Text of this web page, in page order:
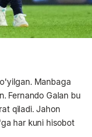
Manbaga
Fernando Galan bu
qiladi. Jahon
har kuni hisobot